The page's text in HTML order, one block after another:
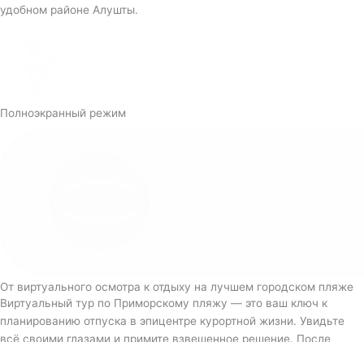
удобном районе Алушты.
Полноэкранный режим
От виртуального осмотра к отдыху на лучшем городском пляже
Виртуальный тур по Приморскому пляжу — это ваш ключ к
планированию отпуска в эпицентре курортной жизни. Увидьте
всё своими глазами и примите взвешенное решение. После